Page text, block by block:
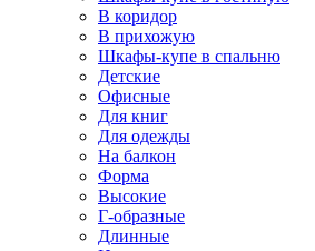
В коридор
В прихожую
Шкафы-купе в спальню
Детские
Офисные
Для книг
Для одежды
На балкон
Форма
Высокие
Г-образные
Длинные